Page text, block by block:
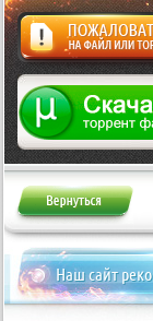
Жалоба
Наш сайт